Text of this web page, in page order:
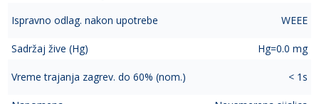
Ispravno odlag. nakon upotrebe WEEE
Sadržaj žive (Hg) Hg=0.0 mg
Vreme trajanja zagrev. do 60% (nom.) < 1s